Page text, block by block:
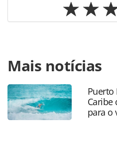
https://
sp-lideres-da-visual-reforcam-
2019_160925.html ou as
Todo o conteúdo produzido
protegido pela legislação
Não reproduza o conteúdo
Mais notícias
Puerto
Caribe
para o